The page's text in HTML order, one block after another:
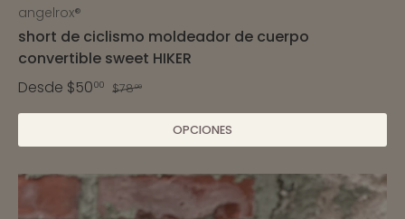
angelrox®
short de ciclismo moldeador de cuerpo
convertible sweet HIKER
Desde $5000 $7800
OPCIONES